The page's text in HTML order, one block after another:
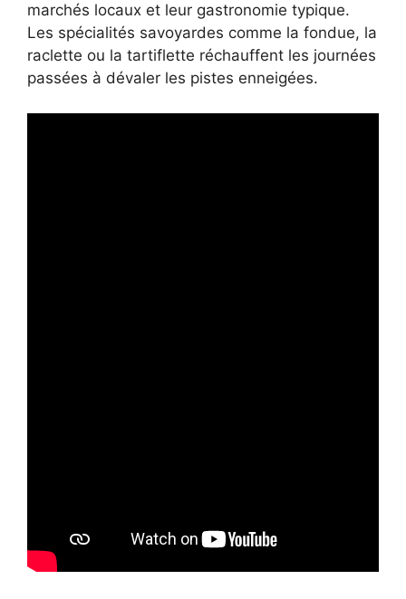
marchés locaux et leur gastronomie typique.
Les spécialités savoyardes comme la fondue, la
raclette ou la tartiflette réchauffent les journées
passées à dévaler les pistes enneigées.